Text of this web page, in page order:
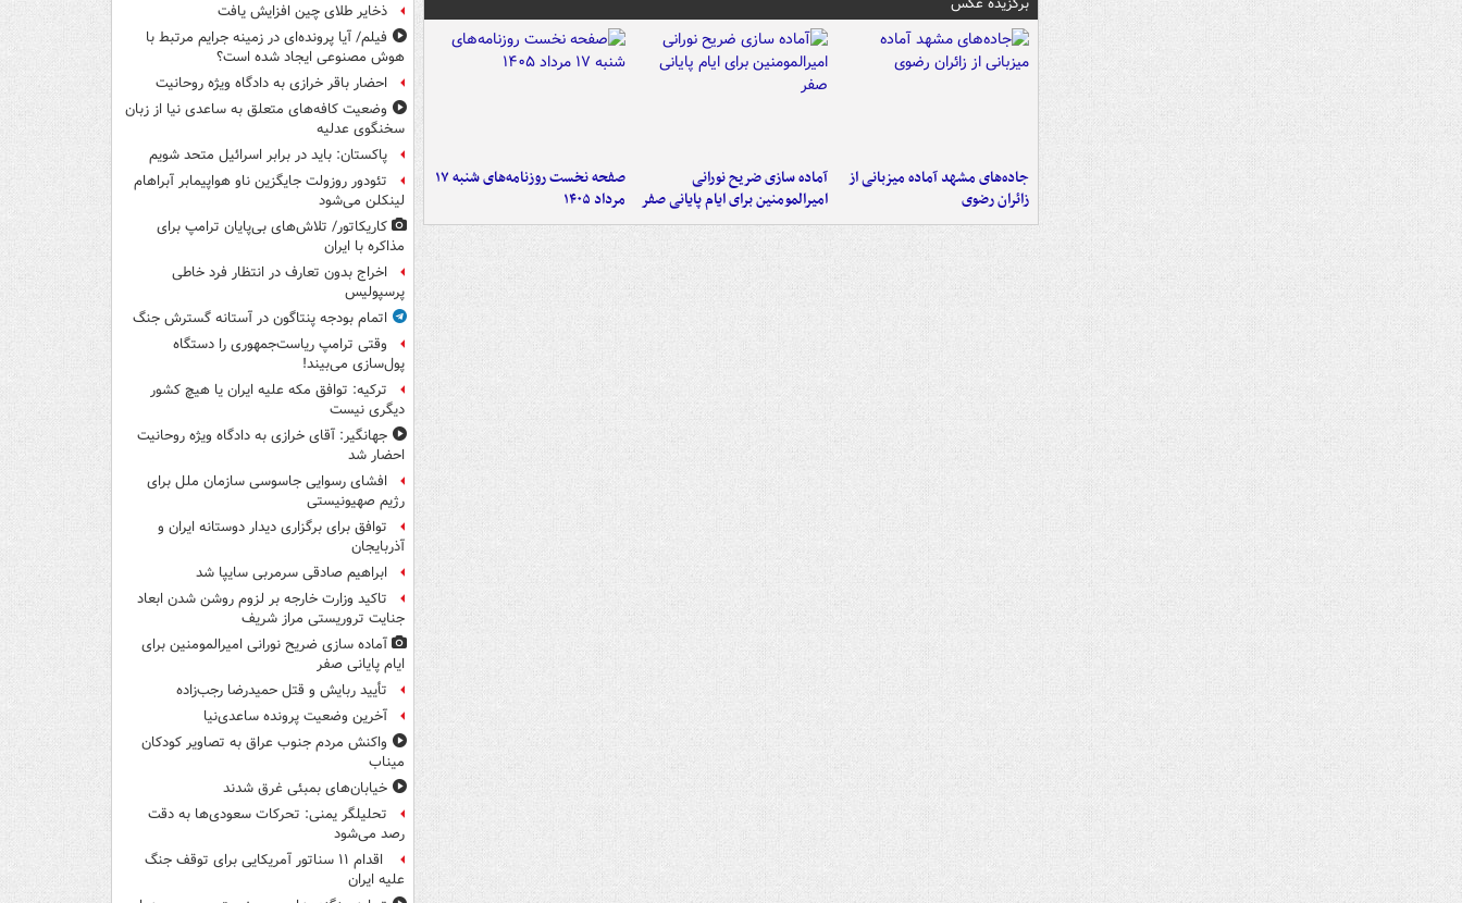
جاده‌های مشهد آماده میزبانی از
زائران رضوی
آماده سازی ضریح نورانی
امیرالمومنین برای ایام پایانی صفر
صفحه نخست روزنامه‌های شنبه ۱۷
مرداد ۱۴۰۵
ذخایر طلای چین افزایش یافت
فیلم/ آیا پرونده‌ای در زمینه جرایم مرتبط با
هوش مصنوعی ایجاد شده است؟
احضار باقر خرازی به دادگاه ویژه روحانیت
وضعیت کافه‌های متعلق به ساعدی نیا از زبان
سخنگوی عدلیه
پاکستان: باید در برابر اسرائیل متحد شویم
تئودور روزولت جایگزین ناو هواپیمابر آبراهام
لینکلن می‌شود
کاریکاتور/ تلاش‌های بی‌پایان ترامپ برای
مذاکره با ایران
اخراج بدون تعارف در انتظار فرد خاطی
پرسپولیس
اتمام بودجه پنتاگون در آستانه گسترش جنگ
وقتی ترامپ ریاست‌جمهوری را دستگاه
پول‌سازی می‌بیند!
ترکیه: توافق مکه علیه ایران یا هیچ کشور
دیگری نیست
جهانگیر: آقای خرازی به دادگاه ویژه روحانیت
احضار شد
افشای رسوایی جاسوسی سازمان ملل برای
رژیم صهیونیستی
توافق برای برگزاری دیدار دوستانه ایران و
آذربایجان
ابراهیم صادقی سرمربی سایپا شد
تاکید وزارت خارجه بر لزوم روشن شدن ابعاد
جنایت تروریستی مراز شریف
آماده سازی ضریح نورانی امیرالمومنین برای
ایام پایانی صفر
تأیید ربایش و قتل حمیدرضا رجب‌زاده
آخرین وضعیت پرونده ساعدی‌نیا
واکنش مردم جنوب عراق به تصاویر کودکان
میناب
خیابان‌های بمبئی غرق شدند
تحلیلگر یمنی: تحرکات سعودی‌ها به دقت
رصد می‌شود
اقدام ۱۱ سناتور آمریکایی برای توقف جنگ
علیه ایران